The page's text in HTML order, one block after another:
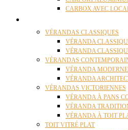
CARBOX AVEC
VÉRANDAS CLASSIQUES
VÉRANDA
VÉRANDA
VÉRANDAS
VÉRANDA MODERNE
VÉRANDA
VÉRANDAS VICTORIENNES
VÉRANDA À PANS
VÉRANDA
VÉRANDA À TOIT
TOIT VITRÉ PLAT